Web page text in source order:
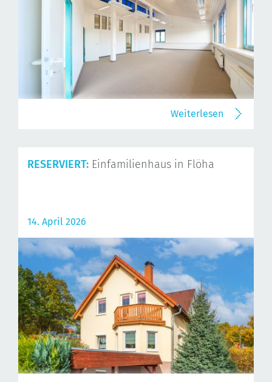
Weiterlesen
RESERVIERT: Einfamilienhaus in Flöha
14. April 2026